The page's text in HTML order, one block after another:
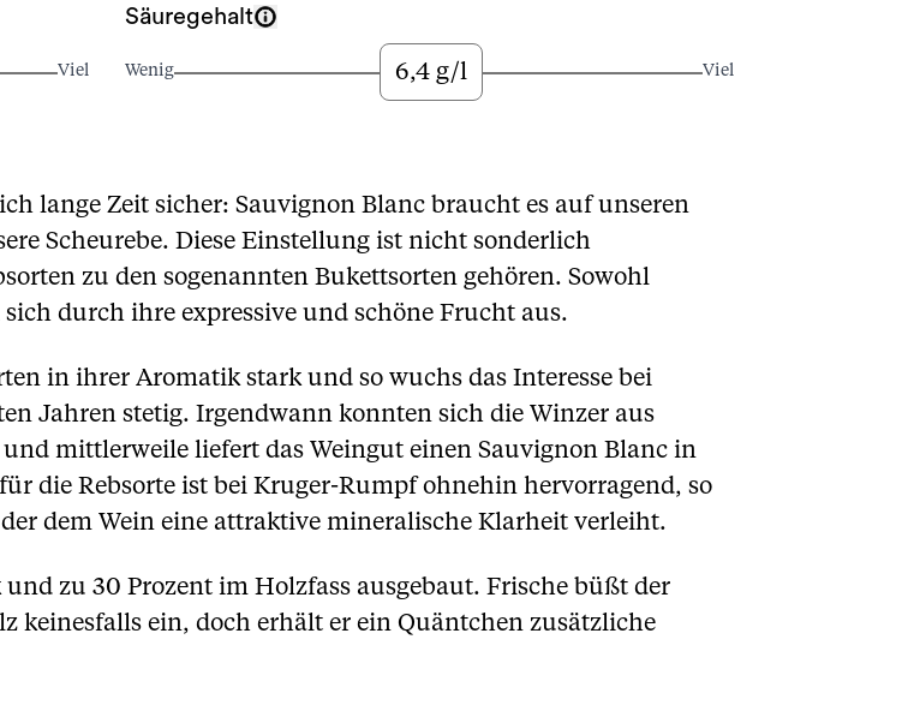
Viel
Säuregehalt
Wenig 6,4 g/l Viel
lange Zeit sicher: Sauvignon Blanc braucht es auf unseren
Scheurebe. Diese Einstellung ist nicht sonderlich
zu den sogenannten Bukettsorten gehören. Sowohl
durch ihre expressive und schöne Frucht aus.
in ihrer Aromatik stark und so wuchs das Interesse bei
Jahren stetig. Irgendwann konnten sich die Winzer aus
mittlerweile liefert das Weingut einen Sauvignon Blanc in
die Rebsorte ist bei Kruger-Rumpf ohnehin hervorragend, so
dem Wein eine attraktive mineralische Klarheit verleiht.
zu 30 Prozent im Holzfass ausgebaut. Frische büßt der
keinesfalls ein, doch erhält er ein Quäntchen zusätzliche